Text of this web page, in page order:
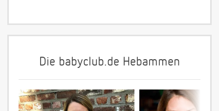
Die babyclub.de Hebammen